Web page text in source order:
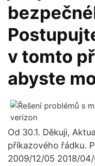
v tomto
abyste
Od 30.1. Děkuji,
příkazového řádku.
2009/12/05 2018/